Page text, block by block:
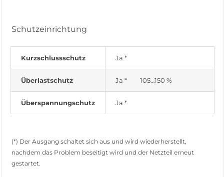
Schutzeinrichtung
Kurzschlussschutz Ja *
Überlastschutz Ja * 105…150 %
Überspannungschutz Ja *
(*) Der Ausgang schaltet sich aus und wird wiederherstellt,
nachdem das Problem beseitigt wird und der Netzteil erneut
gestartet.